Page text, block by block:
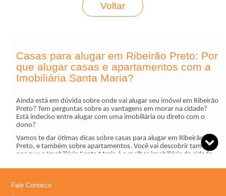
Voltar
Casas para alugar em Ribeirão Preto: Por
que alugar casas e apartamentos com a
Imobiliária Santa Maria?
Ainda está em dúvida sobre onde vai alugar seu imóvel em Ribeirão
Preto? Tem perguntas sobre as vantagens em morar na cidade?
Está indeciso entre alugar com uma imobiliária ou direto com o
dono?
Vamos te dar ótimas dicas sobre casas para alugar em Ribeirão
Preto, e também sobre apartamentos. Você vai descobrir também
por que a Imobiliária Santa Maria é a melhor imobiliária da cidade.
Vamos te contar sobre as vantagens de alugar sua casa ou seu
Você também conhecerá mais sobre o processo de aluguel, como
Fale Conosco